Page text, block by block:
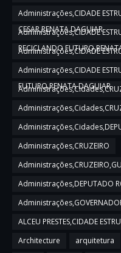
Administrações,CIDADE
CESAR,RENATA DAGUIAR
Administrações,CIDADE
RECICLANDO
Administrações,CIDADE
Administrações,CIDADE
FUTURO,RENATA DAGUIAR
Administrações,CRUZEIRO
Administrações,DEPUTADO
ALCEU PRESTES,CIDADE
Architecture
arquitetura